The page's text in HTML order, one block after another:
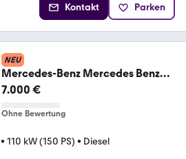
Kontakt Parken
NEU
Mercedes-Benz Mercedes Benz
Viano CDI 2.2 7 Sitzer
7.000 €
Ohne Bewertung
• 110 kW (150 PS) • Diesel